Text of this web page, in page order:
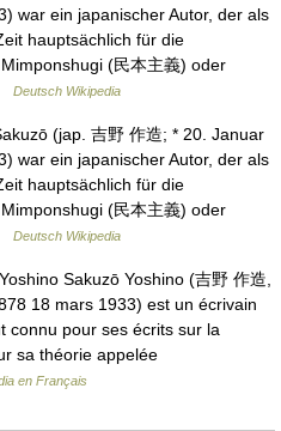
war ein japanischer Autor, der als
hauptsächlich für die
(民本主義) oder
Deutsch Wikipedia
(jap. 吉野 作造; * 20. Januar
war ein japanischer Autor, der als
hauptsächlich für die
(民本主義) oder
Deutsch Wikipedia
Sakuzō Yoshino (吉野 作造,
18 mars 1933) est un écrivain
connu pour ses écrits sur la
sa théorie appelée
en Français